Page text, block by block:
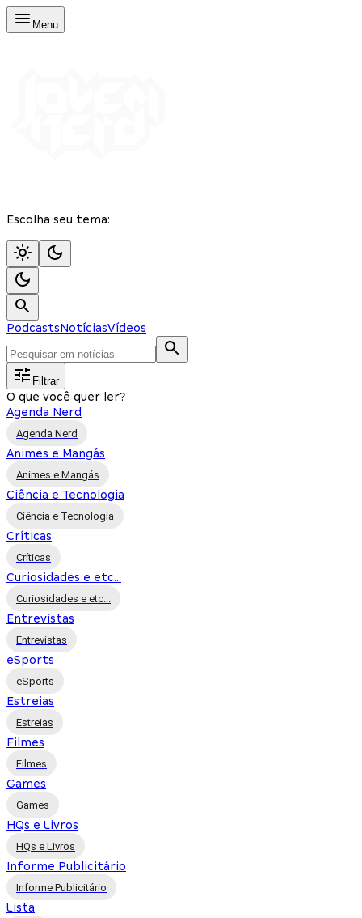
Menu
Escolha seu tema:
PodcastsNotíciasVídeos
Filtrar
O que você quer ler?
Agenda Nerd
Agenda Nerd
Animes e Mangás
Animes e Mangás
Ciência e Tecnologia
Ciência e Tecnologia
Críticas
Críticas
Curiosidades e etc...
Curiosidades e etc...
Entrevistas
Entrevistas
eSports
eSports
Estreias
Estreias
Filmes
Filmes
Games
Games
HQs e Livros
HQs e Livros
Informe Publicitário
Informe Publicitário
Lista